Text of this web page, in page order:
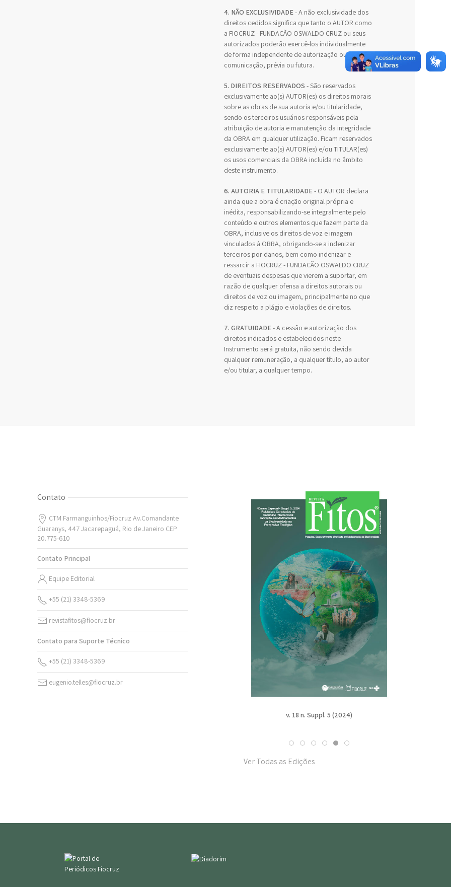
4. NÃO EXCLUSIVIDADE- A não exclusividade dos
direitos cedidos significa que tanto o AUTOR como
a FIOCRUZ - FUNDAÇÃO OSWALDO CRUZ ou seus
autorizados poderão exercê-los individualmente
de forma independente de autorização ou
comunicação, prévia ou futura.
5. DIREITOS RESERVADOS - São reservados
exclusivamente ao(s) AUTOR(es) os direitos morais
sobre as obras de sua autoria e/ou titularidade,
sendo os terceiros usuários responsáveis pela
atribuição de autoria e manutenção da integridade
da OBRA em qualquer utilização. Ficam reservados
exclusivamente ao(s) AUTOR(es) e/ou TITULAR(es)
os usos comerciais da OBRA incluída no âmbito
deste instrumento.
6. AUTORIA E TITULARIDADE- O AUTOR declara
ainda que a obra é criação original própria e
inédita, responsabilizando-se integralmente pelo
conteúdo e outros elementos que fazem parte da
OBRA, inclusive os direitos de voz e imagem
vinculados à OBRA, obrigando-se a indenizar
terceiros por danos, bem como indenizar e
ressarcir a FIOCRUZ - FUNDAÇÃO OSWALDO CRUZ
de eventuais despesas que vierem a suportar, em
razão de qualquer ofensa a direitos autorais ou
direitos de voz ou imagem, principalmente no que
diz respeito a plágio e violações de direitos.
7. GRATUIDADE- A cessão e autorização dos
direitos indicados e estabelecidos neste
Instrumento será gratuita, não sendo devida
qualquer remuneração, a qualquer título, ao autor
e/ou titular, a qualquer tempo.
Contato
CTM Farmanguinhos/Fiocruz Av.Comandante
Guaranys, 447 Jacarepaguá, Rio de Janeiro CEP
20.775-610
Contato Principal
Equipe Editorial
+55 (21) 3348-5369
revistafitos@fiocruz.br
Contato para Suporte Técnico
+55 (21) 3348-5369
eugenio.telles@fiocruz.br
v. 18 n. Suppl. 4 (2024)
Ver Todas as Edições